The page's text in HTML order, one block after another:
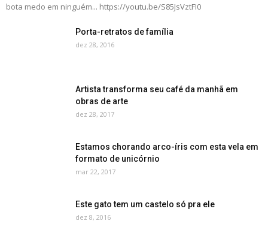
bota medo em ninguém... https://youtu.be/S85JsVztFI0
Porta-retratos de família
dez 28, 2016
Artista transforma seu café da manhã em
obras de arte
dez 28, 2017
Estamos chorando arco-íris com esta vela em
formato de unicórnio
mar 22, 2017
Este gato tem um castelo só pra ele
dez 8, 2016